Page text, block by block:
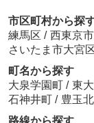
市区町村から探
練馬区 / 西東京市
さいたま市大宮
町名から探す
大泉学園町 / 東
石神井町 / 豊玉北